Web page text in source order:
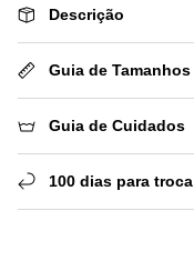
Descrição
Guia de Tamanhos
Guia de Cuidados
100 dias para troca